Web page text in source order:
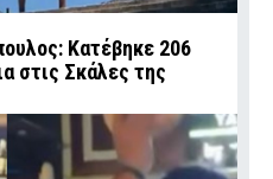
Κατέβηκε 206
στις Σκάλες της